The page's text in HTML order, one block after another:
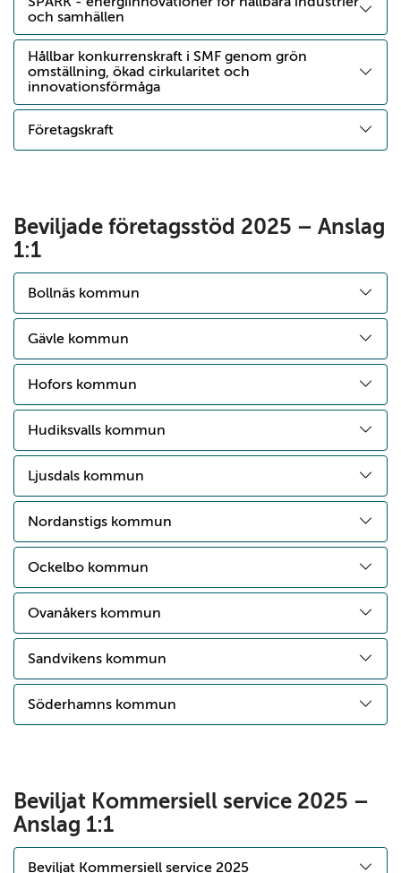
och samhällen
Hållbar konkurrenskraft i SMF genom grön
omställning, ökad cirkularitet och
innovationsförmåga
Företagskraft
Beviljade företagsstöd 2025 – Anslag
1:1
Bollnäs kommun
Gävle kommun
Hofors kommun
Hudiksvalls kommun
Ljusdals kommun
Nordanstigs kommun
Ockelbo kommun
Ovanåkers kommun
Sandvikens kommun
Söderhamns kommun
Beviljat Kommersiell service 2025 –
Anslag 1:1
Beviljat Kommersiell service 2025